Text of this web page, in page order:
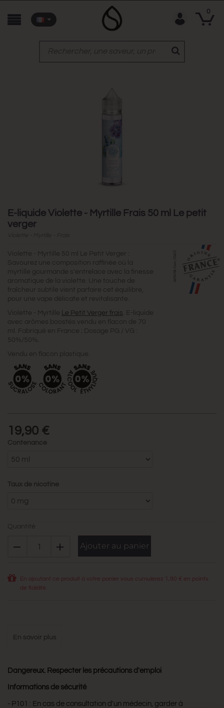
0
E-liquide Violette - Myrtille Frais 50 ml Le petit
verger
Violette - Myrtille 50 ml Le Petit Verger :
Savourez une composition raffinée où la
myrtille gourmande s'entrelace avec la finesse
aromatique de la violette. Une touche de
fraîcheur subtile vient parfaire cet équilibre,
pour une vape délicate et revitalisante.
Violette - Myrtille Le Petit Verger frais. E-liquide
avec arômes boostés vendu en flacon de 70
ml. Fabriqué en France ; Dosage PG / VG :
50%/50%.
Vendu en flacon plastique.
19,90 €
Contenance
Taux de nicotine
Quantité
Ajouter au panier
En ajoutant ce produit à votre panier vous cumulerez 1,90 € en points
de fidélité.
en savoir plus
Dangereux. Respecter les précautions d'emploi
Informations de sécurité
- P101 : En cas de consultation d'un médecin, garder à